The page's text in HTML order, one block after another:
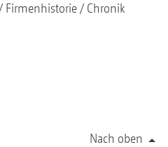
Firmenhistorie Chronik
Nach oben